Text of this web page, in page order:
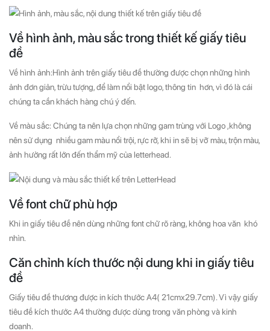
Về hình ảnh, màu sắc trong thiết kế giấy tiêu
đề
Về hình ảnh:Hình ảnh trên giấy tiêu đề thường được chọn những hình
ảnh đơn giản, trừu tượng, để làm nổi bật logo, thông tin hơn, vì đó là cái
chúng ta cần khách hàng chú ý đến.
Về màu sắc: Chúng ta nên lựa chọn những gam trùng với Logo ,không
nên sử dụng nhiều gam màu nổi trội, rực rỡ, khi in sẽ bị vỡ màu, trộn màu,
ảnh hưởng rất lớn đến thẩm mỹ của letterhead.
Về font chữ phù hợp
Khi in giấy tiêu đề nên dùng những font chữ rõ ràng, không hoa văn khó
nhìn.
Căn chỉnh kích thước nội dung khi in giấy tiêu
đề
Giấy tiêu đề thương được in kích thước A4( 21cmx29.7cm). Vì vậy giấy
tiêu đề kích thước A4 thường được dùng trong văn phòng và kinh
doanh.